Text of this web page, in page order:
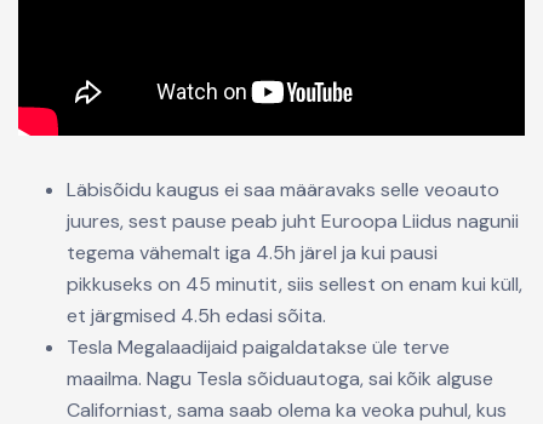
Läbisõidu kaugus ei saa määravaks selle veoauto
juures, sest pause peab juht Euroopa Liidus nagunii
tegema vähemalt iga 4.5h järel ja kui pausi
pikkuseks on 45 minutit, siis sellest on enam kui küll,
et järgmised 4.5h edasi sõita.
Tesla Megalaadijaid paigaldatakse üle terve
maailma. Nagu Tesla sõiduautoga, sai kõik alguse
Californiast, sama saab olema ka veoka puhul, kus